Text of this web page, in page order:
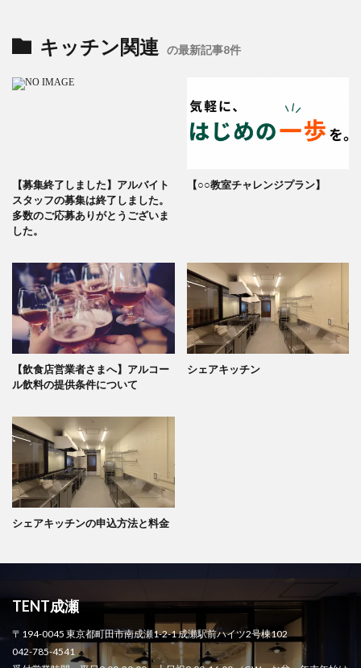
キッチン関連 の最新記事8件
【募集終了しました】アルバイト
スタッフの募集は終了しました。
多数のご応募ありがとうございま
した。
【○○教室チャレンジプラン】
【飲食店営業者さまへ】アルコー
ル飲料の提供条件について
シェアキッチン
シェアキッチンの申込方法と料金
TENT成瀬
〒194-0045 東京都町田市南成瀬1-2-1 成瀬駅前ハイツ2号棟102
042-785-4541